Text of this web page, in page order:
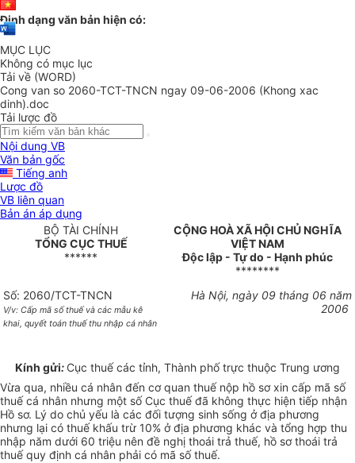
Định dạng văn bản hiện có:
MỤC LỤC
Không có mục lục
Tải về (WORD)
Cong van so 2060-TCT-TNCN ngay 09-06-2006 (Khong xac
dinh).doc
Tải lược đồ
Nội dung VB
Văn bản gốc
Tiếng anh
Lược đồ
VB liên quan
Bản án áp dụng
BỘ TÀI CHÍNH
TỔNG CỤC THUẾ
******
CỘNG HOÀ XÃ HỘI CHỦ NGHĨA
VIỆT NAM
Độc lập - Tự do - Hạnh phúc
********
Số: 2060/TCT-TNCN
V/v: Cấp mã số thuế và các mẫu kê
khai, quyết toán thuế thu nhập cá nhân
Hà Nội, ngày 09 tháng 06 năm
2006
Kính gửi: Cục thuế các tỉnh, Thành phố trực thuộc Trung ương
Vừa qua, nhiều cá nhân đến cơ quan thuế nộp hồ sơ xin cấp mã số
thuế cá nhân nhưng một số Cục thuế đã không thực hiện tiếp nhận
Hồ sơ. Lý do chủ yếu là các đối tượng sinh sống ở địa phương
nhưng lại có thuế khấu trừ 10% ở địa phương khác và tổng hợp thu
nhập năm dưới 60 triệu nên đề nghị thoái trả thuế, hồ sơ thoái trả
thuế quy định cá nhân phải có mã số thuế.